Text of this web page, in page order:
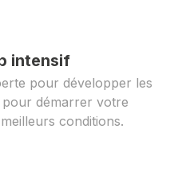
intensif
pour développer les
démarrer votre
conditions.